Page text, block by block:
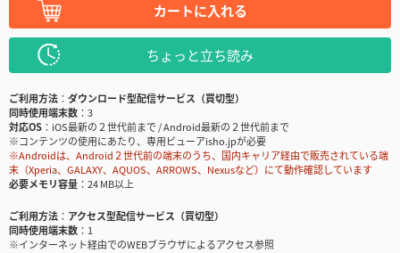
カートに入れる
ちょっと立ち読み
ご利用方法
ダウンロード型配信サービス（買切型）
同時使用端末数
3
対応OS
iOS最新の２世代前まで / Android最新の２世代前まで
※コンテンツの使用にあたり、専用ビューアisho.jpが必要
※Androidは、Android２世代前の端末のうち、国内キャリア経由で販売されている端
末（Xperia、GALAXY、AQUOS、ARROWS、Nexusなど）にて動作確認しています
必要メモリ容量
24 MB以上
ご利用方法
アクセス型配信サービス（買切型）
同時使用端末数
1
※インターネット経由でのWEBブラウザによるアクセス参照